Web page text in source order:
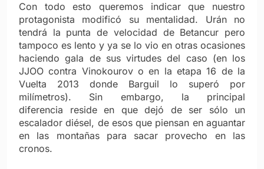
Con todo esto queremos indicar que nuestro
protagonista modificó su mentalidad. Urán no
tendrá la punta de velocidad de Betancur pero
tampoco es lento y ya se lo vio en otras ocasiones
haciendo gala de sus virtudes del caso (en los
JJOO contra Vinokourov o en la etapa 16 de la
Vuelta 2013 donde Barguil lo superó por
milímetros). Sin embargo, la principal
diferencia reside en que dejó de ser sólo un
escalador diésel, de esos que piensan en aguantar
en las montañas para sacar provecho en las
cronos.